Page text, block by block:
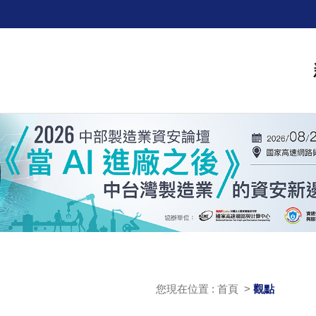
您現在位置 : 首頁 > 觀點